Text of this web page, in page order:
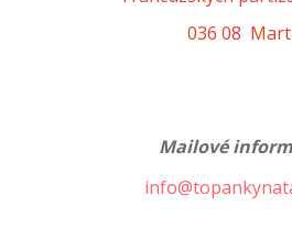
036 08
Mailové